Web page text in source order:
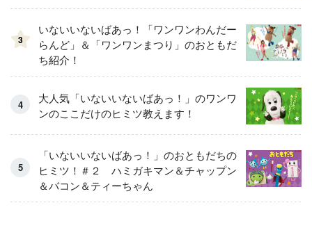
3
いないいないばあっ！「ワンワンわんだー
らんど」＆「ワンワンまつり」のおともだ
ち紹介！
大人気「いないいないばあっ！」のワンワ
ンのここだけのヒミツ教えます！
「いないいないばあっ！」のおともだちの
ヒミツ！＃２ ハミガキマン＆チャップン
＆バコン＆ティーちゃん